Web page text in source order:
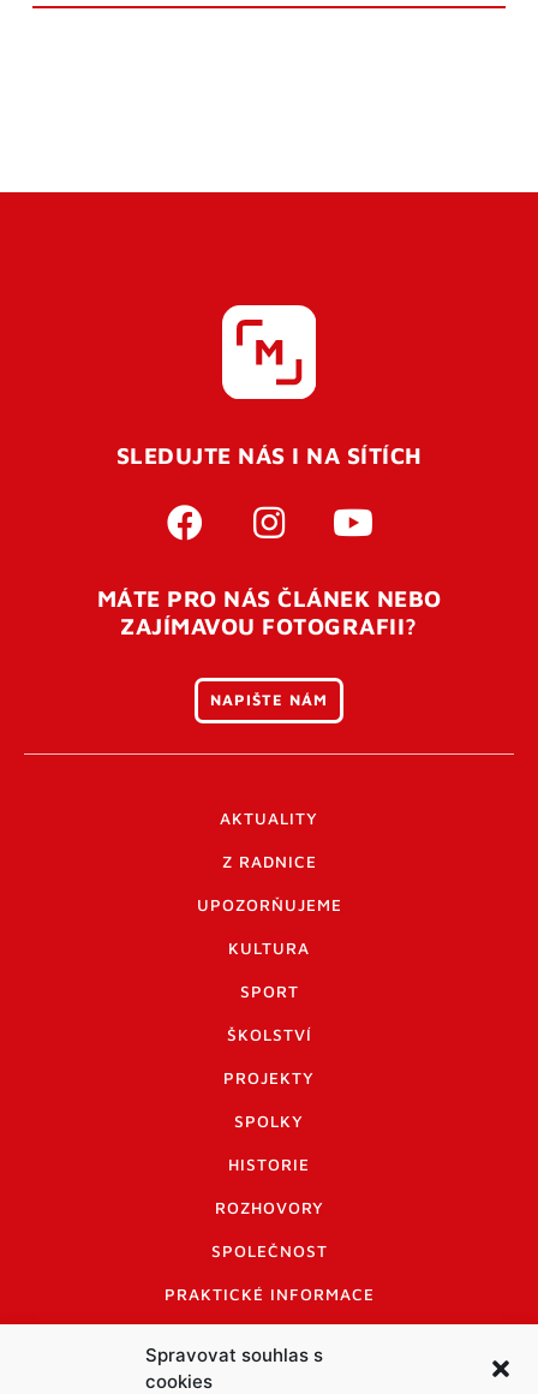
Spravovat souhlas s
cookies
SLEDUJTE NÁS I NA SÍTÍCH
MÁTE PRO NÁS ČLÁNEK NEBO
ZAJÍMAVOU FOTOGRAFII?
NAPIŠTE NÁM
AKTUALITY
Z RADNICE
UPOZORŇUJEME
KULTURA
SPORT
ŠKOLSTVÍ
PROJEKTY
SPOLKY
HISTORIE
ROZHOVORY
SPOLEČNOST
PRAKTICKÉ INFORMACE
INFORMACE A KODEX DISKUTUJÍCÍCH